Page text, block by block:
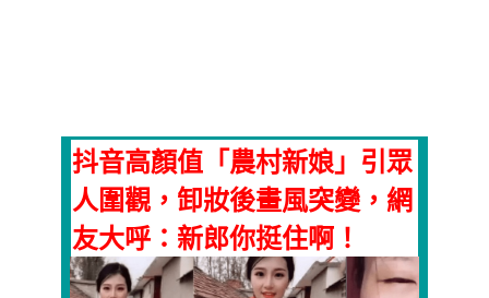
抖音高顏值「農村新娘」引眾
人圍觀，卸妝後畫風突變，網
友大呼：新郎你挺住啊！